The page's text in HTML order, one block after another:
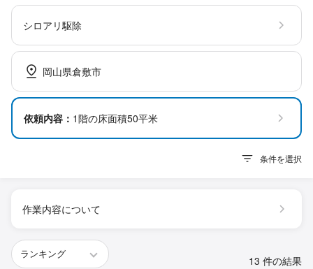
シロアリ駆除
岡山県倉敷市
依頼内容： 1階の床面積50平米
条件を選択
作業内容について
13 件の結果